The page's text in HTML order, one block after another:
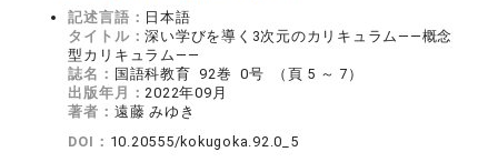
記述言語： 日本語
タイトル：深い学びを導く3次元のカリキュラム――概念
型カリキュラム――
誌名： 国語科教育 92巻 0号 （頁 5 ～ 7）
出版年月：2022年09月
著者： 遠藤 みゆき
DOI： 10.20555/kokugoka.92.0_5